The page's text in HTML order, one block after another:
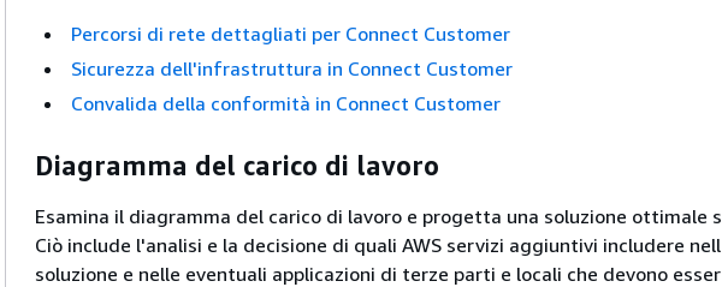
Percorsi di rete dettagliati per Connect Customer
Sicurezza dell'infrastruttura in Connect Customer
Convalida della conformità in Connect Customer
Diagramma del carico di lavoro
Esamina il diagramma del carico di lavoro e progetta una soluzione ottimale
Ciò include l'analisi e la decisione di quali AWS servizi aggiuntivi includere
soluzione e nelle eventuali applicazioni di terze parti e locali che devono